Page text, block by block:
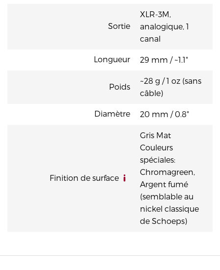
Sortie
XLR-3M,
analogique, 1
canal
Longueur 29 mm / ~1.1"
Poids
~28 g / 1 oz (sans
câble)
Diamètre 20 mm / 0.8"
Finition de surface
Gris Mat
Couleurs
spéciales:
Chromagreen,
Argent fumé
(semblable au
nickel classique
de Schoeps)